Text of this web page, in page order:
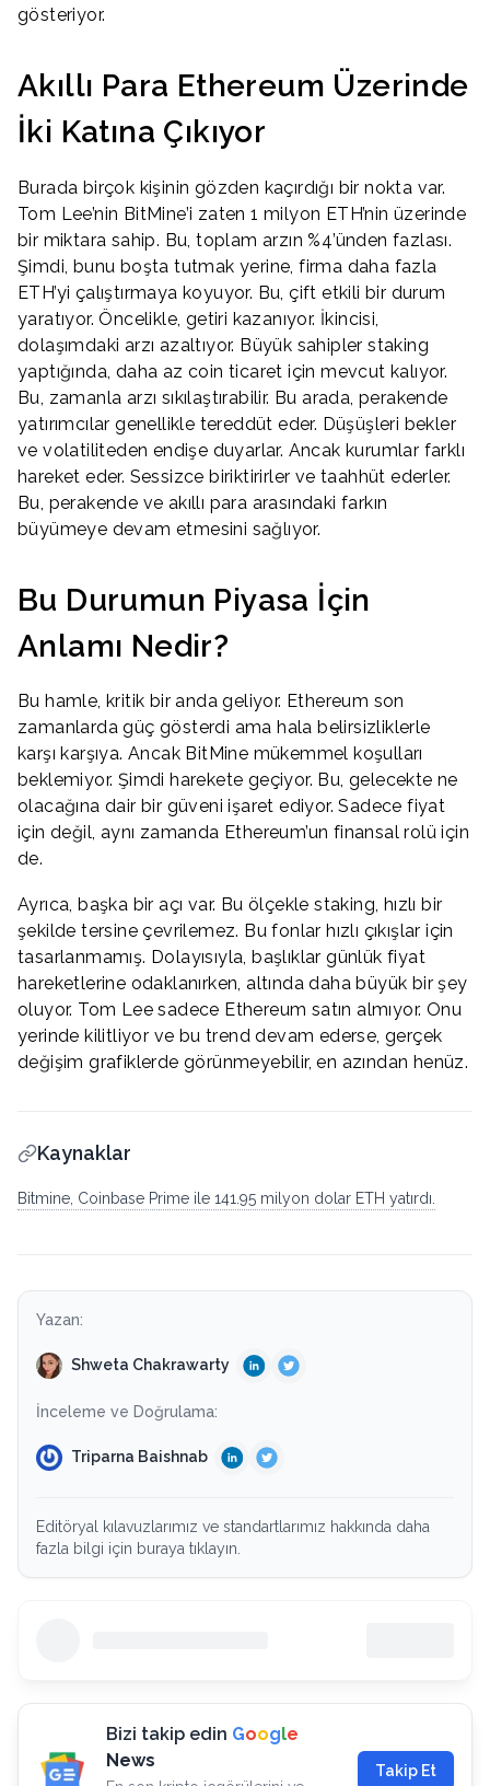
gösteriyor.
Akıllı Para Ethereum Üzerinde
İki Katına Çıkıyor
Burada birçok kişinin gözden kaçırdığı bir nokta var.
Tom Lee’nin BitMine’i zaten 1 milyon ETH’nin üzerinde
bir miktara sahip. Bu, toplam arzın %4’ünden fazlası.
Şimdi, bunu boşta tutmak yerine, firma daha fazla
ETH’yi çalıştırmaya koyuyor. Bu, çift etkili bir durum
yaratıyor. Öncelikle, getiri kazanıyor. İkincisi,
dolaşımdaki arzı azaltıyor. Büyük sahipler staking
yaptığında, daha az coin ticaret için mevcut kalıyor.
Bu, zamanla arzı sıkılaştırabilir. Bu arada, perakende
yatırımcılar genellikle tereddüt eder. Düşüşleri bekler
ve volatiliteden endişe duyarlar. Ancak kurumlar farklı
hareket eder. Sessizce biriktirirler ve taahhüt ederler.
Bu, perakende ve akıllı para arasındaki farkın
büyümeye devam etmesini sağlıyor.
Bu Durumun Piyasa İçin
Anlamı Nedir?
Bu hamle, kritik bir anda geliyor. Ethereum son
zamanlarda güç gösterdi ama hala belirsizliklerle
karşı karşıya. Ancak BitMine mükemmel koşulları
beklemiyor. Şimdi harekete geçiyor. Bu, gelecekte ne
olacağına dair bir güveni işaret ediyor. Sadece fiyat
için değil, aynı zamanda Ethereum’un finansal rolü için
de.
Ayrıca, başka bir açı var. Bu ölçekle staking, hızlı bir
şekilde tersine çevrilemez. Bu fonlar hızlı çıkışlar için
tasarlanmamış. Dolayısıyla, başlıklar günlük fiyat
hareketlerine odaklanırken, altında daha büyük bir şey
oluyor. Tom Lee sadece Ethereum satın almıyor. Onu
yerinde kilitliyor ve bu trend devam ederse, gerçek
değişim grafiklerde görünmeyebilir, en azından henüz.
Kaynaklar
Bitmine, Coinbase Prime ile 141.95 milyon dolar ETH yatırdı.
Yazan:
Shweta Chakrawarty
İnceleme ve Doğrulama:
Triparna Baishnab
Editöryal kılavuzlarımız ve standartlarımız hakkında daha
fazla bilgi için buraya tıklayın.
Bizi takip edin Google
News
Takip Et